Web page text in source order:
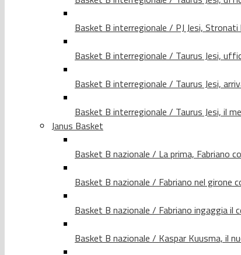
Basket B interregionale / PJ Jesi,
Basket B interregionale / Taurus Jesi,
Basket B interregionale / Taurus Jesi,
Basket B interregionale / Taurus Jesi, il
Janus Basket
Basket B nazionale / La prima, Fabriano
Basket B nazionale / Fabriano nel girone
Basket B nazionale / Fabriano ingaggia il
Basket B nazionale / Kaspar Kuusma, il